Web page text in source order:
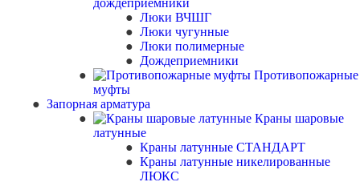
дождеприемники
Люки ВЧШГ
Люки чугунные
Люки полимерные
Дождеприемники
Противопожарные
муфты
Запорная арматура
Краны шаровые
латунные
Краны латунные СТАНДАРТ
Краны латунные никелированные
ЛЮКС